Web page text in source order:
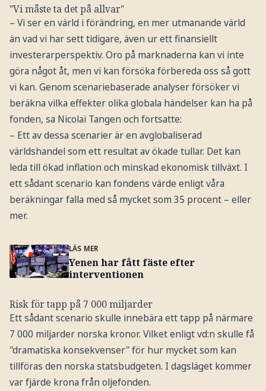
"Vi måste ta det på allvar"
– Vi ser en värld i förändring, en mer utmanande värld
än vad vi har sett tidigare, även ur ett finansiellt
investerarperspektiv. Oro på marknaderna kan vi inte
göra något åt, men vi kan försöka förbereda oss så gott
vi kan. Genom scenariebaserade analyser försöker vi
beräkna vilka effekter olika globala händelser kan ha på
fonden, sa Nicolai Tangen och fortsatte:
– Ett av dessa scenarier är en avglobaliserad
världshandel som ett resultat av ökade tullar. Det kan
leda till ökad inflation och minskad ekonomisk tillväxt. I
ett sådant scenario kan fondens värde enligt våra
beräkningar falla med så mycket som 35 procent – eller
mer.
LÄS MER
Yenen har fått fäste efter
interventionen
Risk för tapp på 7 000 miljarder
Ett sådant scenario skulle innebära ett tapp på närmare
7 000 miljarder norska kronor. Vilket enligt vd:n skulle få
"dramatiska konsekvenser" för hur mycket som kan
tillföras den norska statsbudgeten. I dagsläget kommer
var fjärde krona från oljefonden.